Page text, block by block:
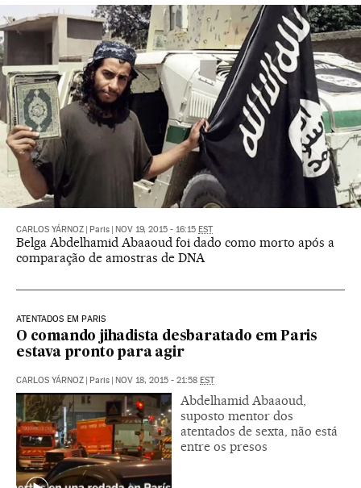
CARLOS YÁRNOZ Paris NOV 19, 2015 - 16:15 EST
Belga Abdelhamid Abaaoud foi dado como morto após a
comparação de amostras de DNA
ATENTADOS EM PARIS
O comando jihadista desbaratado em Paris
estava pronto para agir
CARLOS YÁRNOZ Paris NOV 18, 2015 - 21:58 EST
Abdelhamid Abaaoud,
suposto mentor dos
atentados de sexta, não está
entre os presos